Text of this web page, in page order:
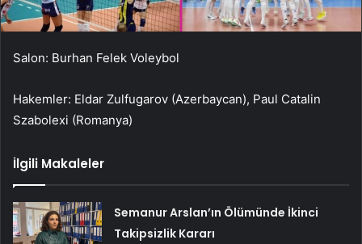
Salon: Burhan Felek Voleybol
Hakemler: Eldar Zulfugarov (Azerbaycan), Paul Catalin
Szabolexi (Romanya)
İlgili Makaleler
Semanur Arslan’ın Ölümünde İkinci
Takipsizlik Kararı